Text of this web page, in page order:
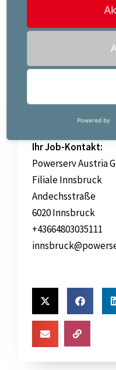
entsprechender
ist eine Überzahlung
Jetzt
Ihr Job-Kontakt:
Powerserv Austria
Filiale Innsbruck
Andechsstraße
6020 Innsbruck
+43664803035111
Powered by